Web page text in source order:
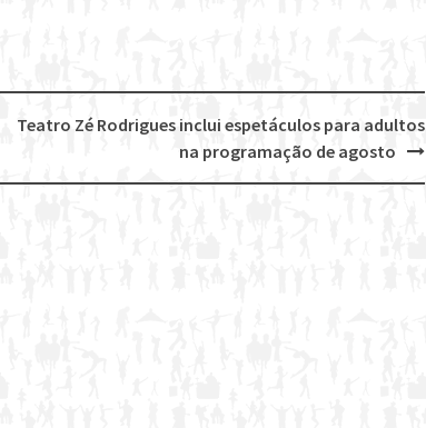
Teatro Zé Rodrigues inclui espetáculos para adultos
na programação de agosto